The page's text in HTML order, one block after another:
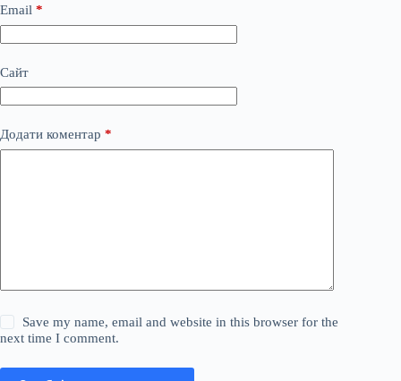
Email *
Сайт
Додати коментар *
Save my name, email and website in this browser for the
next time I comment.